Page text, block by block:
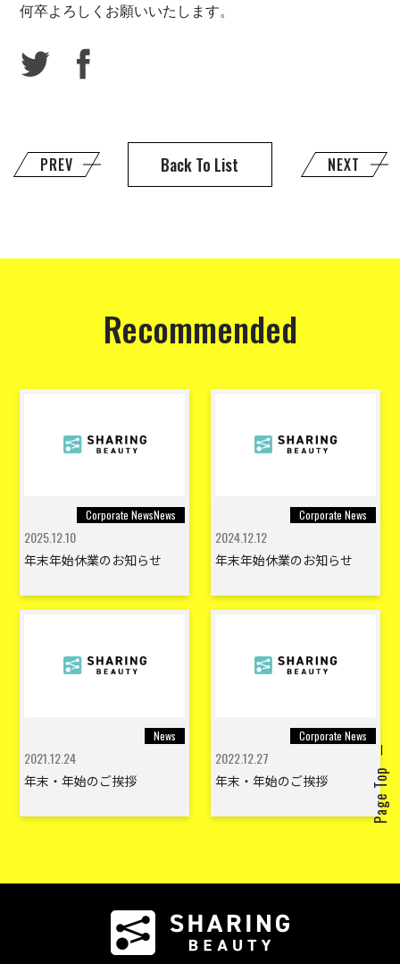
何卒よろしくお願いいたします。
PREV Back To List NEXT
Recommended
Corporate NewsNews
2025.12.10
年末年始休業のお知らせ
Corporate News
2024.12.12
年末年始休業のお知らせ
News
2021.12.24
年末・年始のご挨拶
Corporate News
2022.12.27
年末・年始のご挨拶 Page Top